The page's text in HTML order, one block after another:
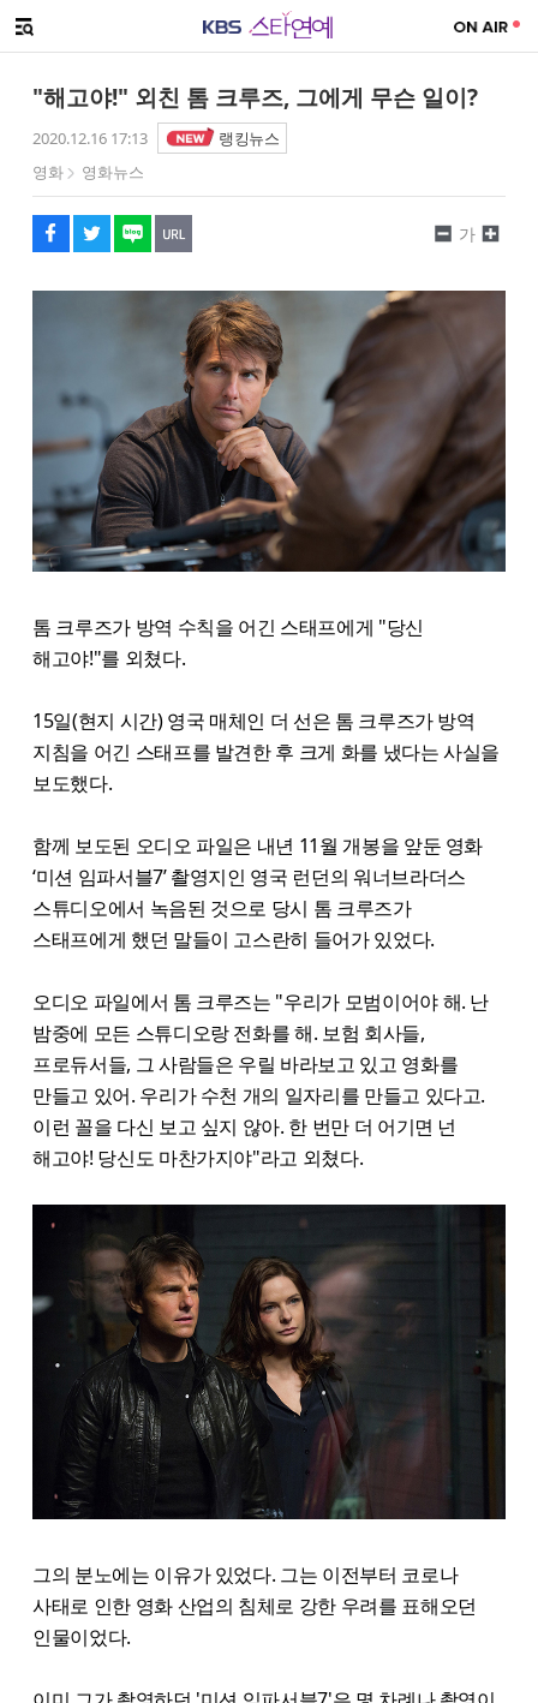
메뉴 열기
"해고야!" 외친 톰 크루즈, 그에게 무슨 일이?
2020.12.16 17:13
랭킹뉴스
영화
영화뉴스
페이스북
트위터
네이버
URL복사
글씨 작게보기
가
글씨 크게보기
톰 크루즈가 방역 수칙을 어긴 스태프에게 "당신
해고야!"를 외쳤다.
15일(현지 시간) 영국 매체인 더 선은 톰 크루즈가 방역
지침을 어긴 스태프를 발견한 후 크게 화를 냈다는 사실을
보도했다.
함께 보도된 오디오 파일은 내년 11월 개봉을 앞둔 영화
‘미션 임파서블7’ 촬영지인 영국 런던의 워너브라더스
스튜디오에서 녹음된 것으로 당시 톰 크루즈가
스태프에게 했던 말들이 고스란히 들어가 있었다.
오디오 파일에서 톰 크루즈는 "우리가 모범이어야 해. 난
밤중에 모든 스튜디오랑 전화를 해. 보험 회사들,
프로듀서들, 그 사람들은 우릴 바라보고 있고 영화를
만들고 있어. 우리가 수천 개의 일자리를 만들고 있다고.
이런 꼴을 다신 보고 싶지 않아. 한 번만 더 어기면 넌
해고야! 당신도 마찬가지야"라고 외쳤다.
그의 분노에는 이유가 있었다. 그는 이전부터 코로나
사태로 인한 영화 산업의 침체로 강한 우려를 표해오던
인물이었다.
해시태그